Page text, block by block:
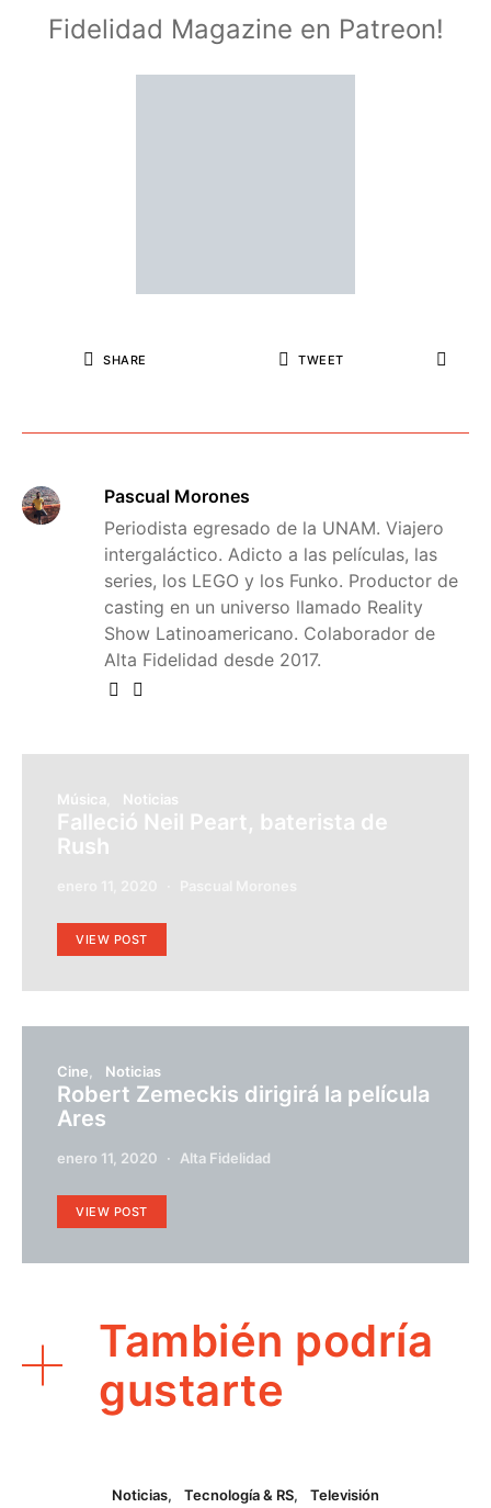
Fidelidad Magazine en Patreon!
SHARE TWEET
Pascual Morones
Periodista egresado de la UNAM. Viajero
intergaláctico. Adicto a las películas, las
series, los LEGO y los Funko. Productor de
casting en un universo llamado Reality
Show Latinoamericano. Colaborador de
Alta Fidelidad desde 2017.
Música Noticias
Falleció Neil Peart, baterista de
Rush
VIEW POST
Cine Noticias
Robert Zemeckis dirigirá la película
Ares
enero 11, 2020 Alta Fidelidad
VIEW POST
También podría
gustarte
Noticias Tecnología & RS Televisión